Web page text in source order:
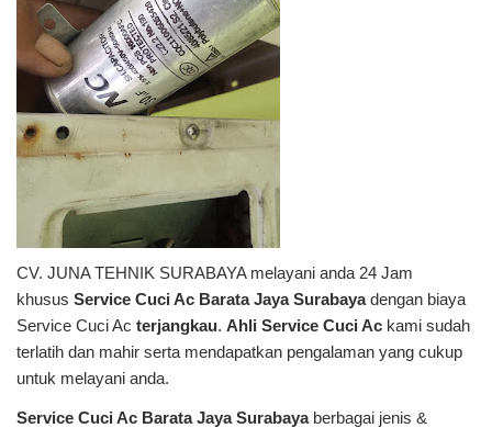
CV. JUNA TEHNIK SURABAYA melayani anda 24 Jam
khusus Service Cuci Ac Barata Jaya Surabayadengan biaya
Service Cuci Ac terjangkau. Ahli Service Cuci Ac kami sudah
terlatih dan mahir serta mendapatkan pengalaman yang cukup
untuk melayani anda.
Service Cuci Ac Barata Jaya Surabayaberbagai jenis &